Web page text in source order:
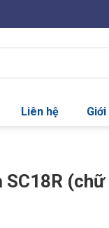
Liên hệ
SC18R